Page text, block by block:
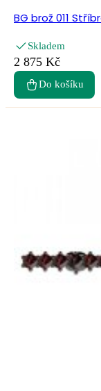
BG brož 011
Skladem
2 875 Kč
Do košíku